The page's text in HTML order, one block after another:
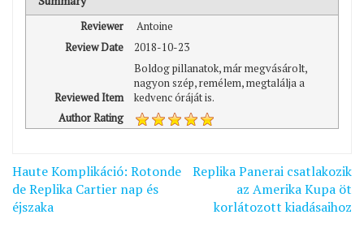
Reviewer
Antoine
Review Date
2018-10-23
Reviewed Item
Boldog pillanatok, már megvásárolt,
nagyon szép, remélem, megtalálja a
kedvenc óráját is.
Author Rating
Bejegyzés
navigáció
Haute Komplikáció: Rotonde
de Replika Cartier nap és
éjszaka
Replika Panerai csatlakozik
az Amerika Kupa öt
korlátozott kiadásaihoz